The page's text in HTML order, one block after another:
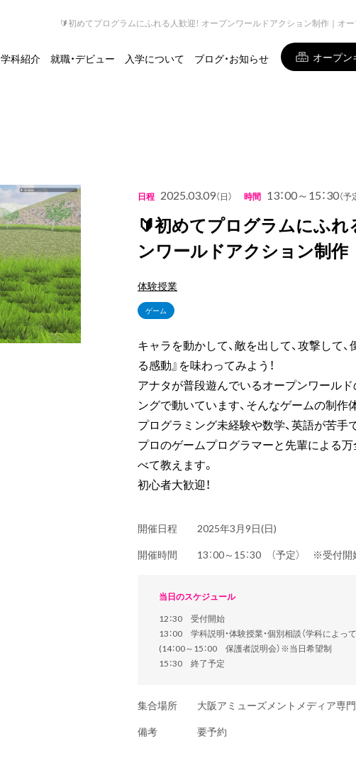
学科紹介 就職・デビュー 入学について ブログ・お知らせ オープン
🔰初めてプログラムにふれる人歓迎！ オープンワールドアクション制作｜オ
日程 2025.03.09（日） 時間 13：00～15：30（
🔰初めてプログラムにふれ
ンワールドアクション制作
体験授業
ゲーム
キャラを動かして、敵を出して、攻撃して
る感動』を味わってみよう！
アナタが普段遊んでいるオープンワール
ングで動いています、そんなゲームの制作
プログラミング未経験や数学、英語が苦手
プロのゲームプログラマーと先輩による
べて教えます。
初心者大歓迎！
開催日程
2025年3月9日(日)
開催時間
13：00～15：30 （予定） ※受付開
当日のスケジュール
12：30 受付開始
13：00 学科説明・体験授業・個別相談（学科によっ
(14：00～15：00 保護者説明会）※当日希望制
15：30 終了予定
集合場所
大阪アミューズメントメディア専
備考
要予約